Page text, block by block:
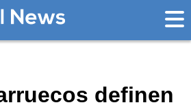
definen